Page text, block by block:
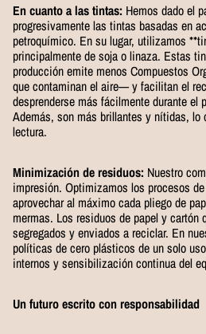
En cuanto a las tintas: Hemos dado el
progresivamente las tintas basadas en
petroquímico. En su lugar, utilizamos
principalmente de soja o linaza. Estas
producción emite menos Compuestos
que contaminan el aire— y facilitan el
desprenderse más fácilmente durante el
Además, son más brillantes y nítidas, lo
lectura.
Minimización de residuos: Nuestro
impresión. Optimizamos los procesos
aprovechar al máximo cada pliego de
mermas. Los residuos de papel y cartón
segregados y enviados a reciclar. En
políticas de cero plásticos de un solo
internos y sensibilización continua del
Un futuro escrito con responsabilidad